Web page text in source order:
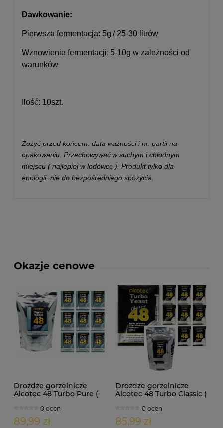
Dawkowanie:
Pierwsza fermentacja: 5g / 25-30 litrów
Wznowienie fermentacji: 5-10g w zależności od
warunków
Ilość: 10szt.
Zużyć przed końcem: data ważności i nr. partii na
opakowaniu. Przechowywać w suchym i chłodnym
miejscu ( najlepiej w lodówce ). Produkt tylko dla
enologii, nie do bezpośredniego spożycia.
Okazje cenowe
Drożdże gorzelnicze
Alcotec 48 Turbo Pure (
0 ocen
89,99 zł
Drożdże gorzelnicze
Alcotec 48 Turbo Classic (
0 ocen
85,99 zł